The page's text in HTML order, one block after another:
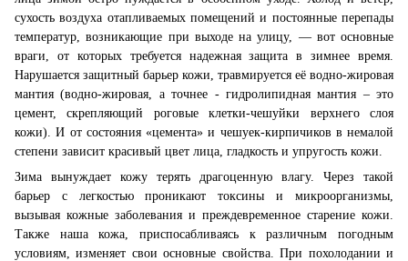
сухость воздуха отапливаемых помещений и постоянные перепады
температур, возникающие при выходе на улицу, — вот основные
враги, от которых требуется надежная защита в зимнее время.
Нарушается защитный барьер кожи, травмируется её водно-жировая
мантия (водно-жировая, а точнее - гидролипидная мантия – это
цемент, скрепляющий роговые клетки-чешуйки верхнего слоя
кожи). И от состояния «цемента» и чешуек-кирпичиков в немалой
степени зависит красивый цвет лица, гладкость и упругость кожи.
Зима вынуждает кожу терять драгоценную влагу. Через такой
барьер с легкостью проникают токсины и микроорганизмы,
вызывая кожные заболевания и преждевременное старение кожи.
Также наша кожа, приспосабливаясь к различным погодным
условиям, изменяет свои основные свойства. При похолодании и